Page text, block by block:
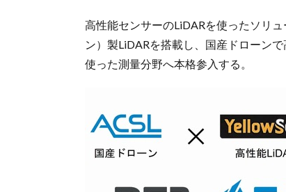
高性能センサーのLiDARを使ったソリ
ン）製LiDARを搭載し、国産ドローン
使った測量分野へ本格参入する。